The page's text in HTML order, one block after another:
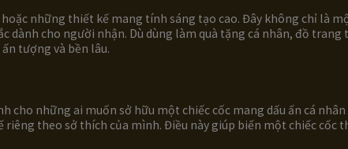
những thiết kế mang tính sáng tạo cao. Đây không chỉ là
dành cho người nhận. Dù dùng làm quà tặng cá nhân, đồ
tượng và bền lâu.
cho những ai muốn sở hữu một chiếc cốc mang dấu ấn cá
riêng theo sở thích của mình. Điều này giúp biến một chiếc